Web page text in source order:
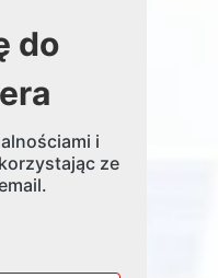
do
i
ze